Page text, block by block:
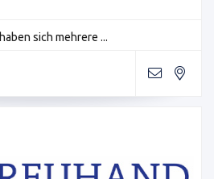
sich mehrere ...